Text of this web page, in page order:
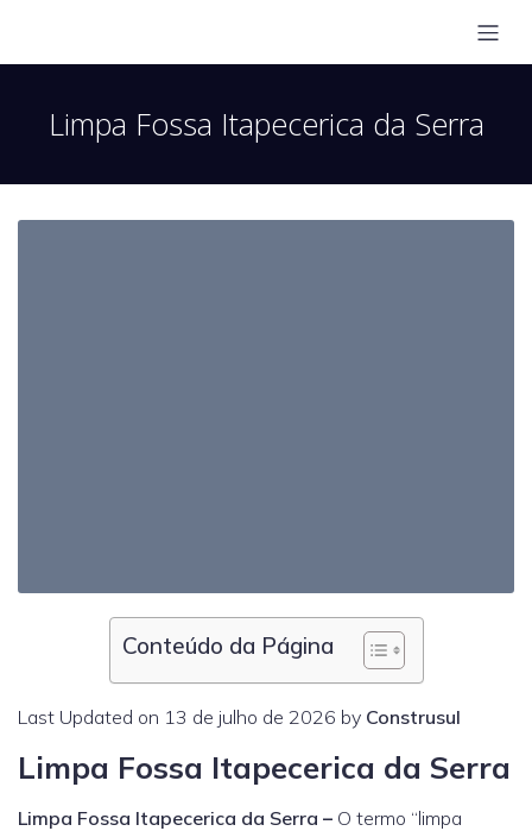
Limpa Fossa Itapecerica da Serra
Conteúdo da Página
Last Updated on 13 de julho de 2026 by Construsul
Limpa Fossa Itapecerica da Serra
Limpa Fossa Itapecerica da Serra – O termo “limpa